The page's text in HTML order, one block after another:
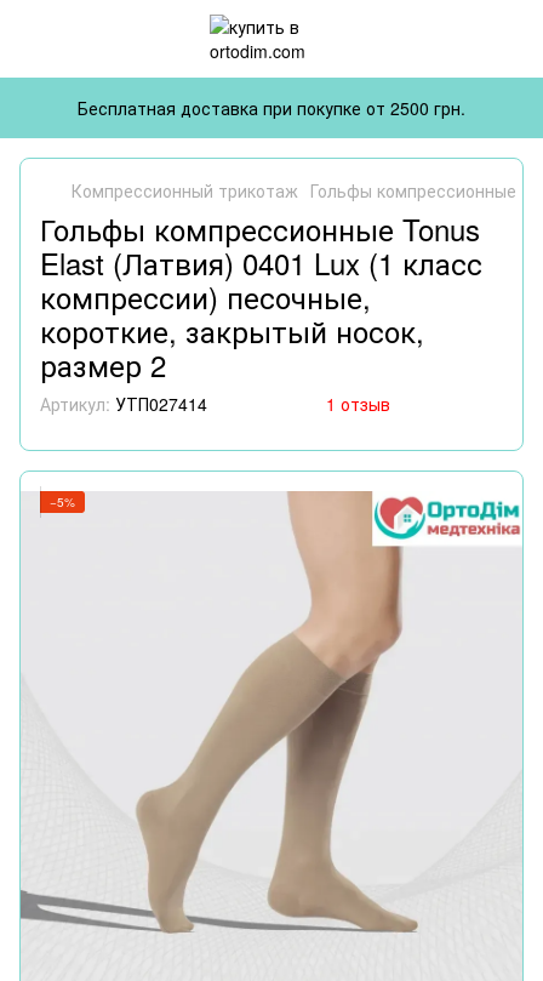
Бесплатная доставка при покупке от 2500 грн.
Компрессионный трикотаж Гольфы компрессионные
Гольфы компрессионные Tonus
Elast (Латвия) 0401 Lux (1 класс
компрессии) песочные,
короткие, закрытый носок,
размер 2
Артикул: УТП027414 1 отзыв
−5%